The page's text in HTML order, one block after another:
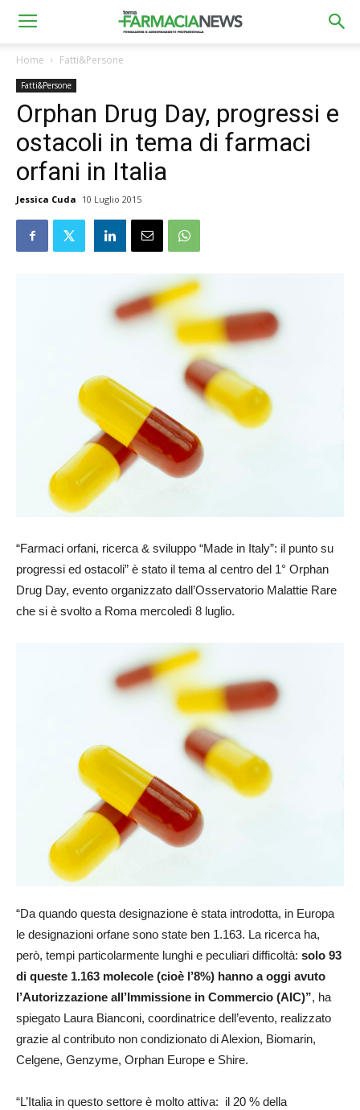
Home Fatti&Persone
Fatti&Persone
Orphan Drug Day, progressi e
ostacoli in tema di farmaci
orfani in Italia
Jessica Cuda 10 Luglio 2015
“Farmaci orfani, ricerca & sviluppo “Made in Italy”: il punto su
progressi ed ostacoli” è stato il tema al centro del 1° Orphan
Drug Day, evento organizzato dall’Osservatorio Malattie Rare
che si è svolto a Roma mercoledì 8 luglio.
“Da quando questa designazione è stata introdotta, in Europa
le designazioni orfane sono state ben 1.163. La ricerca ha,
però, tempi particolarmente lunghi e peculiari difficoltà: solo 93
di queste 1.163 molecole (cioè l’8%) hanno a oggi avuto
l’Autorizzazione all’Immissione in Commercio (AIC)”, ha
spiegato Laura Bianconi, coordinatrice dell’evento, realizzato
grazie al contributo non condizionato di Alexion, Biomarin,
Celgene, Genzyme, Orphan Europe e Shire.
“L’Italia in questo settore è molto attiva: il 20 % della